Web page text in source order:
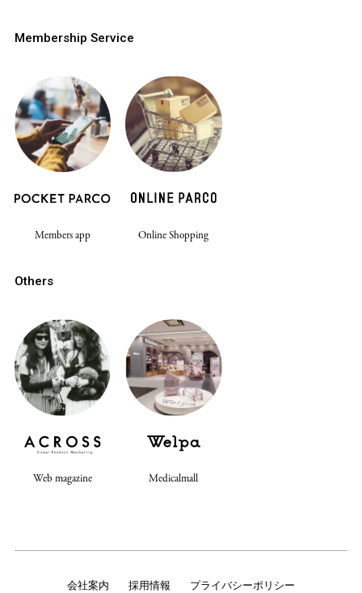
Membership Service
Members app Online Shopping
Others
Web magazine Medicalmall
会社案内 採用情報 プライバシーポリシー